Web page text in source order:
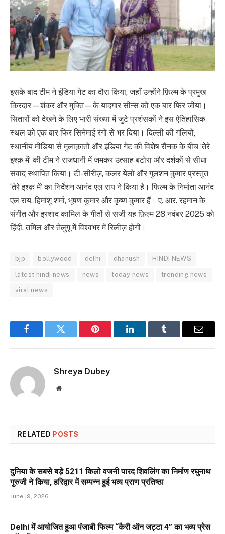
इसके बाद टीम ने इंडिया गेट का दौरा किया, जहाँ उन्होंने फ़िल्म के प्रमुख
किरदार—शंकर और मुक्ति—के यादगार सीन्स को एक बार फिर जीया।
सितारों को देखने के लिए भारी संख्या में जुटे प्रशंसकों ने इस ऐतिहासिक
स्थल को एक बार फिर सिनेमाई रंगों से भर दिया। दिल्ली की गलियों,
स्थानीय मीडिया से मुलाक़ातों और इंडिया गेट की विशेष रौनक के बीच ‘तेरे
इश्क़ में’ की टीम ने राजधानी में जमकर उत्साह बटोरा और दर्शकों से सीधा
संवाद स्थापित किया। टी-सीरीज़, कलर येलो और गुलशन कुमार प्रस्तुत
‘तेरे इश्क़ में’ का निर्देशन आनंद एल राय ने किया है। फिल्म के निर्माता आनंद
एल राय, हिमांशु शर्मा, भूषण कुमार और कृष्ण कुमार हैं। ए. आर. रहमान के
संगीत और इरशाद कामिल के गीतों से सजी यह फ़िल्म 28 नवंबर 2025 को
हिंदी, तमिल और तेलुगू में विश्वभर में रिलीज़ होगी।
bjp bollywood delhi dhanush HINDI NEWS
latest hindi news news today news trending news
viral news
FacebookTwitter Pinterest LinkedInTumblr Email
Shreya Dubey
Website
RELATED POSTS
दुनिया के सबसे बड़े 5211 किलो वजनी पारद शिवलिंग का निर्माण रघुनाथ
गुरुजी ने किया, हरिद्वार में सम्पन्न हुई भव्य प्राण प्रतिष्ठा
June 19, 2026
Delhi में आयोजित हुआ पंजाबी फिल्म “कैरी ऑन जट्टा 4” का भव्य प्रेस